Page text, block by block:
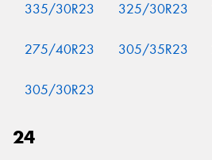
335/30R23 325/30R23
275/40R23 305/35R23
305/30R23
24